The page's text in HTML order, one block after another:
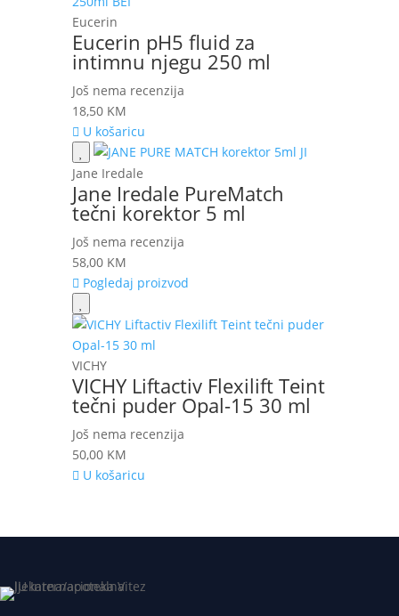
Eucerin
Eucerin pH5 fluid za
intimnu njegu 250 ml
Još nema recenzija
18,50 KM
U košaricu
Jane Iredale
Jane Iredale PureMatch
tečni korektor 5 ml
Još nema recenzija
58,00 KM
Pogledaj proizvod
VICHY
VICHY Liftactiv Flexilift Teint
tečni puder Opal-15 30 ml
Još nema recenzija
50,00 KM
U košaricu